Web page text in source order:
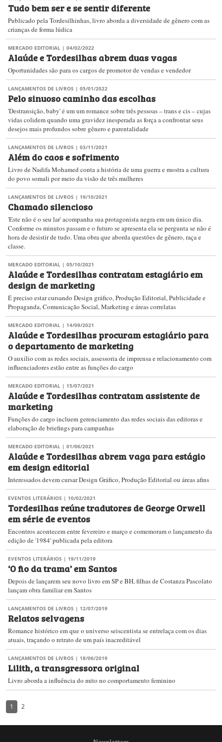
Tudo bem ser e se sentir diferente
Publicado pela Tordesilhinhas, livro aborda a diversidade de gênero com as
crianças de forma lúdica
MERCADO EDITORIAL | 04/02/2022
Alaúde e Tordesilhas abrem duas vagas
Oportunidades são para os cargos de promotor de vendas e vendedor
LANÇAMENTOS DE LIVROS | 05/01/2022
Pelo sinuoso caminho das escolhas
'Destransição, baby' é um um romance sobre três pessoas – trans e cis – cujas
vidas colidem quando uma gravidez inesperada as força a confrontar seus
desejos mais profundos sobre gênero e parentalidade
LANÇAMENTOS DE LIVROS | 03/11/2021
Além do caos e sofrimento
Livro de Nadifa Mohamed conta a história de uma guerra e mostra a cultura
do povo somali por meio da visão de três mulheres
LANÇAMENTOS DE LIVROS | 19/10/2021
Chamado silencioso
'Este não é o seu lar' acompanha sua protagonista negra em um único dia.
Conforme os minutos passam e o futuro se apresenta ela se pergunta se não é
hora de desistir de tudo. Uma obra que aborda questões de gênero, raça e
classe.
MERCADO EDITORIAL | 05/10/2021
Alaúde e Tordesilhas contratam estagiário em
design de marketing
É preciso estar cursando Design gráfico, Produção Editorial, Publicidade e
Propaganda, Comunicação Social, Marketing e áreas correlatas
MERCADO EDITORIAL | 14/09/2021
Alaúde e Tordesilhas procuram estagiário para
o departamento de marketing
O auxílio com as redes sociais, assessoria de imprensa e relacionamento com
influenciadores estão entre as funções do cargo
MERCADO EDITORIAL | 15/07/2021
Alaúde e Tordesilhas contratam assistente de
marketing
Funções do cargo incluem gerenciamento das redes sociais das editoras e
elaboração de briefings para campanhas
MERCADO EDITORIAL | 01/06/2021
Alaúde e Tordesilhas abrem vaga para estágio
em design editorial
Interessados devem cursar Design Gráfico, Produção Editorial ou áreas afins
EVENTOS LITERÁRIOS | 10/02/2021
Tordesilhas reúne tradutores de George Orwell
em série de eventos
Encontros acontecem entre fevereiro e março e comemoram o lançamento da
edição de '1984' publicada pela editora
EVENTOS LITERÁRIOS | 19/11/2019
‘O fio da trama’ em Santos
Depois de lançarem seu novo livro em SP e BH, filhas de Costanza Pascolato
lançam obra familiar em Santos
LANÇAMENTOS DE LIVROS | 12/07/2019
Relatos selvagens
Romance histórico em que o universo seiscentista se entrelaça com os dias
atuais, traçando o retrato de um país inacreditável
LANÇAMENTOS DE LIVROS | 18/06/2019
Lilith, a transgressora original
Livro aborda a influência do mito no comportamento feminino
1 2